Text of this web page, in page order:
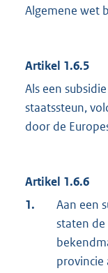
Algemene wet
Artikel 1.6.5
Als een
staatssteun,
door de
Artikel 1.6.6
1.
Aan een
staten
provincie